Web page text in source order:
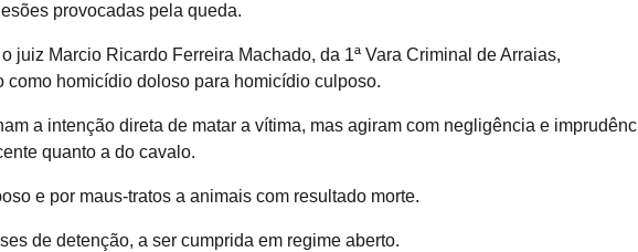
provocadas pela queda.
juiz Marcio Ricardo Ferreira Machado, da 1ª Vara Criminal de Arraias,
homicídio doloso para homicídio culposo.
a intenção direta de matar a vítima, mas agiram com negligência e
quanto a do cavalo.
e por maus-tratos a animais com resultado morte.
de detenção, a ser cumprida em regime aberto.